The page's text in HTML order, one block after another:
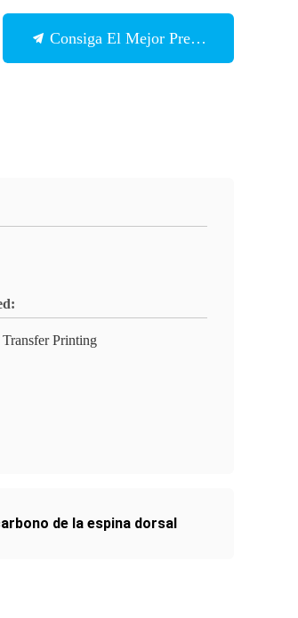
Consiga El Mejor Precio
Printing
de la espina dorsal